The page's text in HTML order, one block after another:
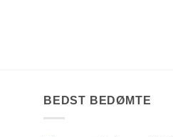
BEDST BEDØMTE